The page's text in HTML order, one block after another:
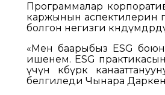
Программалар
каржынын аспектилерин
болгон негизги
«Мен баарыбыз ESG
ишенем. ESG
үчүн көбүрөөк
белгиледи Чынара